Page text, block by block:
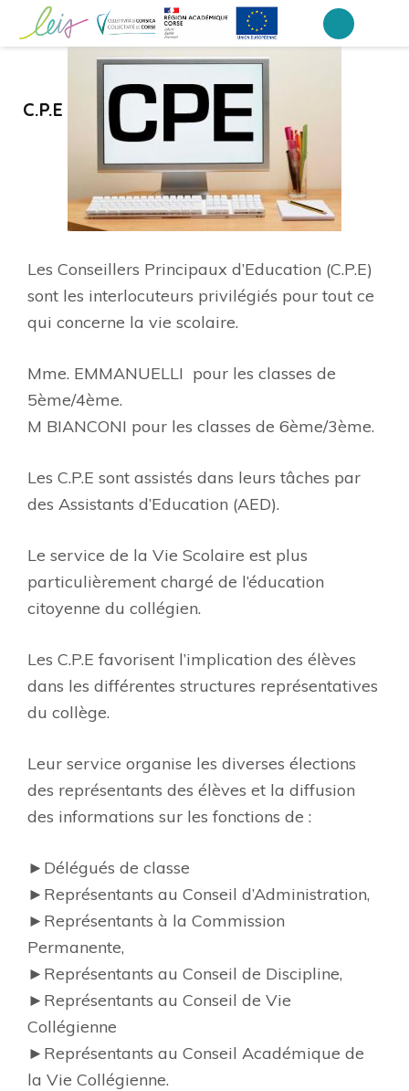
Entrée)
Collège Laetitia Bonaparte – Ajaccio
C.P.E
Les Conseillers Principaux d’Education (C.P.E)
sont les interlocuteurs privilégiés pour tout ce
qui concerne la vie scolaire.
Mme. EMMANUELLI pour les classes de
5ème/4ème.
M BIANCONI pour les classes de 6ème/3ème.
Les C.P.E sont assistés dans leurs tâches par
des Assistants d’Education (AED).
Le service de la Vie Scolaire est plus
particulièrement chargé de l’éducation
citoyenne du collégien.
Les C.P.E favorisent l’implication des élèves
dans les différentes structures représentatives
du collège.
Leur service organise les diverses élections
des représentants des élèves et la diffusion
des informations sur les fonctions de :
►Délégués de classe
►Représentants au Conseil d’Administration,
►Représentants à la Commission
Permanente,
►Représentants au Conseil de Discipline,
►Représentants au Conseil de Vie
Collégienne
►Représentants au Conseil Académique de
la Vie Collégienne.